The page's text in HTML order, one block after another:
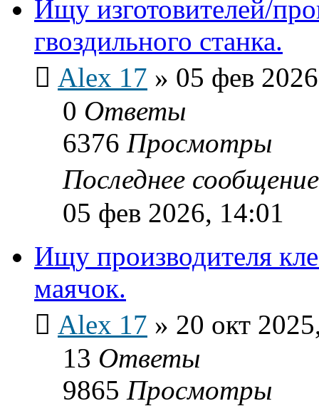
Ищу изготовителей/
гвоздильного станка.
Alex 17 » 05 фев
0 Ответы
6376 Просмотры
Последнее
05 фев 2026, 14:01
Ищу производителя
маячок.
Alex 17 » 20 окт
13 Ответы
9865 Просмотры